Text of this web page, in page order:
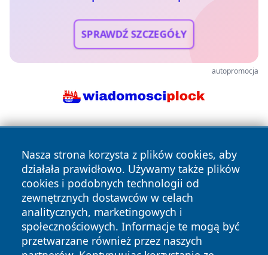
SPRAWDŹ SZCZEGÓŁY
autopromocja
Nasza strona korzysta z plików cookies, aby
działała prawidłowo. Używamy także plików
cookies i podobnych technologii od
zewnętrznych dostawców w celach
analitycznych, marketingowych i
społecznościowych. Informacje te mogą być
przetwarzane również przez naszych
Copyright © 2026 24piaseczno.pl Wszystkie prawa
zastrzeżone.